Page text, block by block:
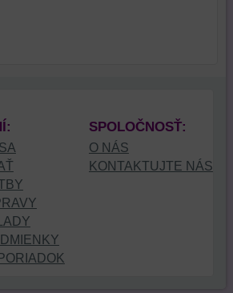
SPOLOČNOSŤ:
O NÁS
KONTAKTUJTE NÁS